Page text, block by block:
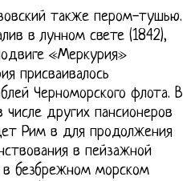
также пером-тушью.
в лунном свете (1842),
«Меркурия»
присваивалось
Черноморского флота. В
других пансионеров
Рим в для продолжения
в пейзажной
в безбрежном морском